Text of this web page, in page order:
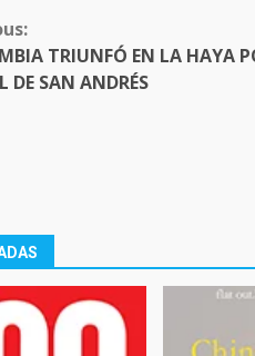
TRIUNFÓ EN LA HAYA
DE SAN ANDRÉS